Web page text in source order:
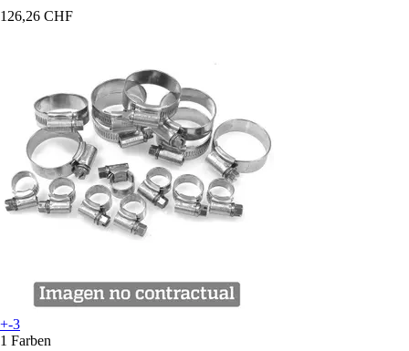
126,26 CHF
+-3
1 Farben